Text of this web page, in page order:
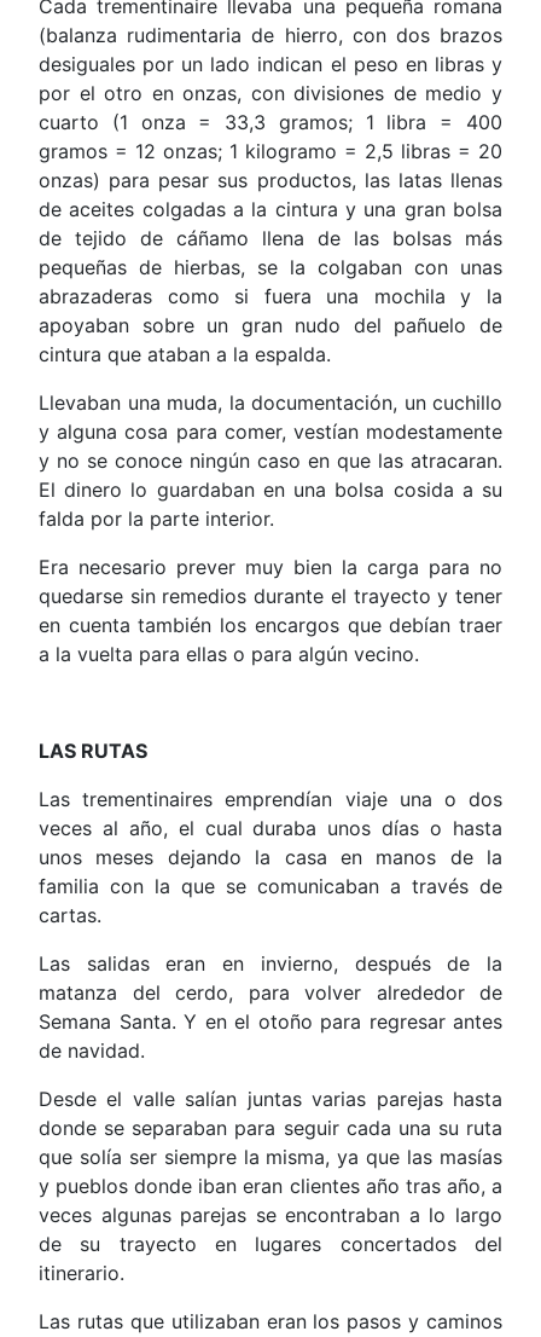
Cada trementinaire llevaba una pequeña romana
(balanza rudimentaria de hierro, con dos brazos
desiguales por un lado indican el peso en libras y
por el otro en onzas, con divisiones de medio y
cuarto (1 onza = 33,3 gramos; 1 libra = 400
gramos = 12 onzas; 1 kilogramo = 2,5 libras = 20
onzas) para pesar sus productos, las latas llenas
de aceites colgadas a la cintura y una gran bolsa
de tejido de cáñamo llena de las bolsas más
pequeñas de hierbas, se la colgaban con unas
abrazaderas como si fuera una mochila y la
apoyaban sobre un gran nudo del pañuelo de
cintura que ataban a la espalda.
Llevaban una muda, la documentación, un cuchillo
y alguna cosa para comer, vestían modestamente
y no se conoce ningún caso en que las atracaran.
El dinero lo guardaban en una bolsa cosida a su
falda por la parte interior.
Era necesario prever muy bien la carga para no
quedarse sin remedios durante el trayecto y tener
en cuenta también los encargos que debían traer
a la vuelta para ellas o para algún vecino.
LAS RUTAS
Las trementinaires emprendían viaje una o dos
veces al año, el cual duraba unos días o hasta
unos meses dejando la casa en manos de la
familia con la que se comunicaban a través de
cartas.
Las salidas eran en invierno, después de la
matanza del cerdo, para volver alrededor de
Semana Santa. Y en el otoño para regresar antes
de navidad.
Desde el valle salían juntas varias parejas hasta
donde se separaban para seguir cada una su ruta
que solía ser siempre la misma, ya que las masías
y pueblos donde iban eran clientes año tras año, a
veces algunas parejas se encontraban a lo largo
de su trayecto en lugares concertados del
itinerario.
Las rutas que utilizaban eran los pasos y caminos